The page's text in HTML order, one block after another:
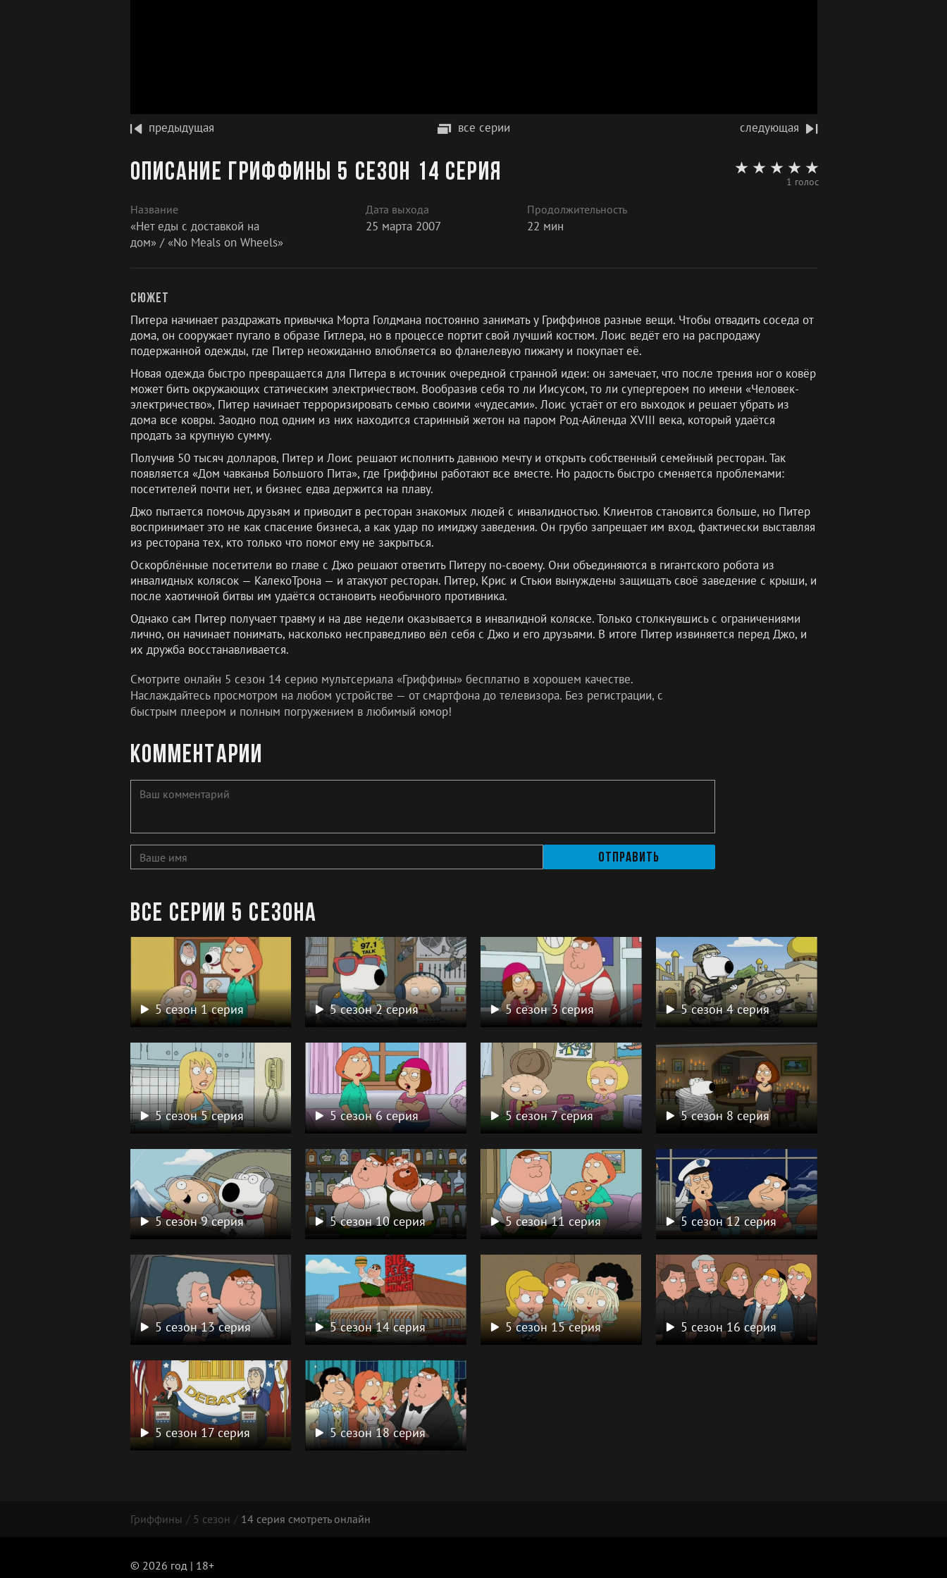
предыдущая все серии следующая
1 голос
Описание Гриффины 5 сезон 14 серия
Название
«Нет еды с доставкой на
дом» / «No Meals on Wheels»
Дата выхода
25 марта 2007
Продолжительность
22 мин
Сюжет
Питера начинает раздражать привычка Морта Голдмана постоянно занимать у Гриффинов разные вещи. Чтобы отвадить соседа от
дома, он сооружает пугало в образе Гитлера, но в процессе портит свой лучший костюм. Лоис ведёт его на распродажу
подержанной одежды, где Питер неожиданно влюбляется во фланелевую пижаму и покупает её.
Новая одежда быстро превращается для Питера в источник очередной странной идеи: он замечает, что после трения ног о ковёр
может бить окружающих статическим электричеством. Вообразив себя то ли Иисусом, то ли супергероем по имени «Человек-
электричество», Питер начинает терроризировать семью своими «чудесами». Лоис устаёт от его выходок и решает убрать из
дома все ковры. Заодно под одним из них находится старинный жетон на паром Род-Айленда XVIII века, который удаётся
продать за крупную сумму.
Получив 50 тысяч долларов, Питер и Лоис решают исполнить давнюю мечту и открыть собственный семейный ресторан. Так
появляется «Дом чавканья Большого Пита», где Гриффины работают все вместе. Но радость быстро сменяется проблемами:
посетителей почти нет, и бизнес едва держится на плаву.
Джо пытается помочь друзьям и приводит в ресторан знакомых людей с инвалидностью. Клиентов становится больше, но Питер
воспринимает это не как спасение бизнеса, а как удар по имиджу заведения. Он грубо запрещает им вход, фактически выставляя
из ресторана тех, кто только что помог ему не закрыться.
Оскорблённые посетители во главе с Джо решают ответить Питеру по-своему. Они объединяются в гигантского робота из
инвалидных колясок — КалекоТрона — и атакуют ресторан. Питер, Крис и Стьюи вынуждены защищать своё заведение с крыши, и
после хаотичной битвы им удаётся остановить необычного противника.
Однако сам Питер получает травму и на две недели оказывается в инвалидной коляске. Только столкнувшись с ограничениями
лично, он начинает понимать, насколько несправедливо вёл себя с Джо и его друзьями. В итоге Питер извиняется перед Джо, и
их дружба восстанавливается.
Смотрите онлайн 5 сезон 14 серию мультсериала «Гриффины» бесплатно в хорошем качестве.
Наслаждайтесь просмотром на любом устройстве — от смартфона до телевизора. Без регистрации, с
быстрым плеером и полным погружением в любимый юмор!
Комментарии
Отправить
Все серии 5 сезона
5 сезон 1 серия 5 сезон 2 серия 5 сезон 3 серия 5 сезон 4 серия
5 сезон 5 серия 5 сезон 6 серия 5 сезон 7 серия 5 сезон 8 серия
5 сезон 9 серия 5 сезон 10 серия 5 сезон 11 серия 5 сезон 12 серия
5 сезон 13 серия 5 сезон 14 серия 5 сезон 15 серия 5 сезон 16 серия
5 сезон 17 серия 5 сезон 18 серия
Гриффины 5 сезон 14 серия смотреть онлайн
© 2026 год | 18+